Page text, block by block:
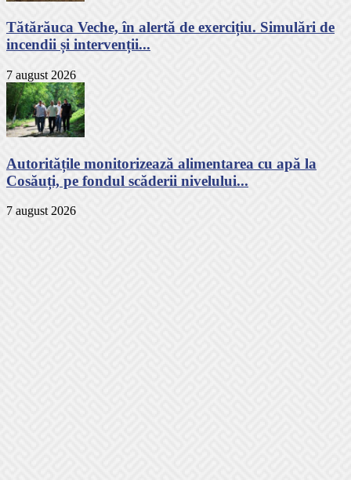
Tătărăuca Veche, în alertă de exercițiu. Simulări de
incendii și intervenții...
7 august 2026
Autoritățile monitorizează alimentarea cu apă la
Cosăuți, pe fondul scăderii nivelului...
7 august 2026